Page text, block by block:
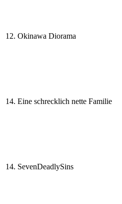
12. Okinawa Diorama
14. Eine schrecklich nette Familie
14. SevenDeadlySins